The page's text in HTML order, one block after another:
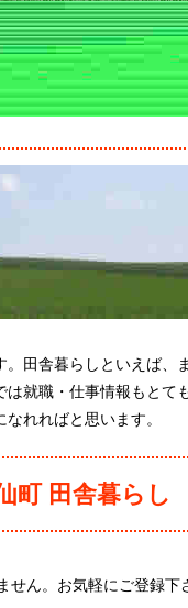
田舎暮らしといえば、
就職・仕事情報もとて
れればと思います。
町 田舎暮らし
せん。お気軽にご登録下